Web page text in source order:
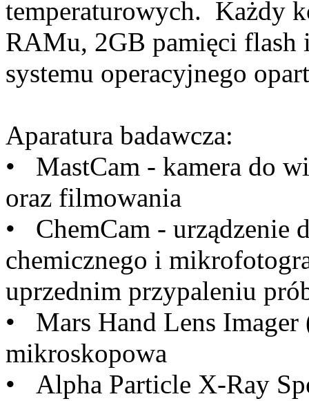
temperaturowych. Każdy
RAMu, 2GB pamięci flash
systemu operacyjnego
Aparatura badawcza:
• MastCam - kamera do
oraz filmowania
• ChemCam - urządzenie
chemicznego i
uprzednim przypaleniu
• Mars Hand Lens
mikroskopowa
• Alpha Particle X-Ray